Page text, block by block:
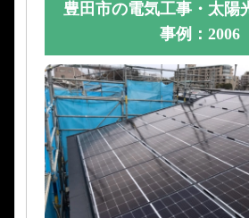
豊田市の電気工事・太
事例：2006